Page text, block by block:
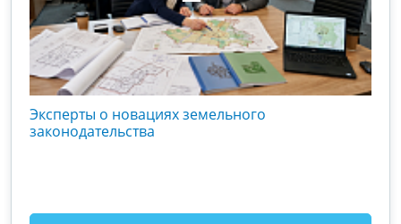
Эксперты о новациях земельного
законодательства